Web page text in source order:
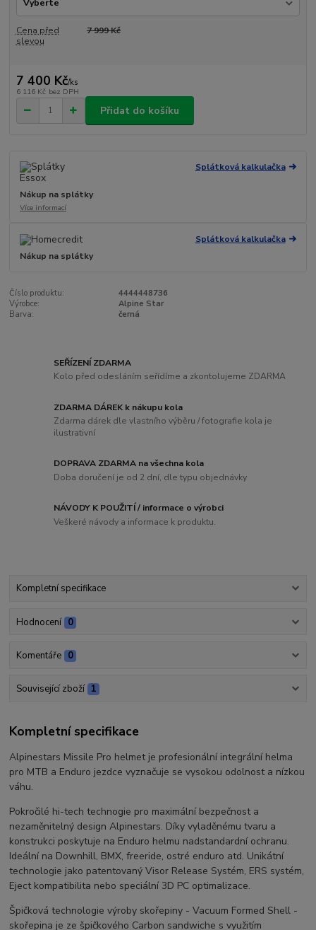
Cena před
slevou
7 999 Kč
7 400 Kč/ks
6 116 Kč bez DPH
Přidat do košíku
Splátková kalkulačka
Nákup na splátky
Více informací
Splátková kalkulačka
Nákup na splátky
Číslo produktu:
4444448736
Výrobce:
Alpine Star
Barva:
černá
SEŘÍZENÍ ZDARMA
Kolo před odesláním seřídíme a zkontolujeme ZDARMA
ZDARMA DÁREK k nákupu kola
Zdarma dárek dle vlastního výběru / fotografie kola je
ilustrativní
DOPRAVA ZDARMA na všechna kola
Doba doručení je od 2 dní, dle typu objednávky
NÁVODY K POUŽITÍ / informace o výrobci
Veškeré návody a informace k produktu.
Kompletní specifikace
Hodnocení 0
Komentáře 0
Související zboží 1
Kompletní specifikace
Alpinestars Missile Pro helmet je profesionální integrální helma
pro MTB a Enduro jezdce vyznačuje se vysokou odolnost a nízkou
váhu.
Pokročilé hi-tech technogie pro maximální bezpečnost a
nezaměnitelný design Alpinestars. Díky vyladěnému tvaru a
konstrukci poskytuje na Enduro helmu nadstandardní ochranu.
Ideální na Downhill, BMX, freeride, ostré enduro atd. Unikátní
technologie jako patentovaný Visor Release Systém, ERS systém,
Eject kompatibilita nebo speciální 3D PC optimalizace.
Špičková technologie výroby skořepiny - Vacuum Formed Shell -
skořepina je ze špičkového Carbon sandwiche s využitím